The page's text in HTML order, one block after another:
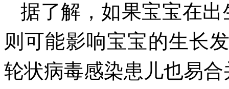
据了解，如果宝宝在
则可能影响宝宝的生长
轮状病毒感染患儿也易